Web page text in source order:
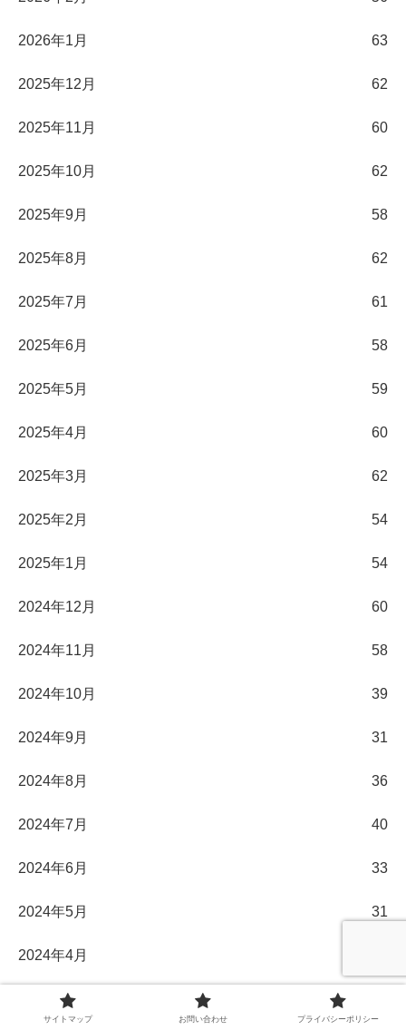
2026年1月 63
2025年12月 62
2025年11月 60
2025年10月 62
2025年9月 58
2025年8月 62
2025年7月 61
2025年6月 58
2025年5月 59
2025年4月 60
2025年3月 62
2025年2月 54
2025年1月 54
2024年12月 60
2024年11月 58
2024年10月 39
2024年9月 31
2024年8月 36
2024年7月 40
2024年6月 33
2024年5月 31
2024年4月
2024年3月
サイトマップ お問い合わせ プライバシーポリシー